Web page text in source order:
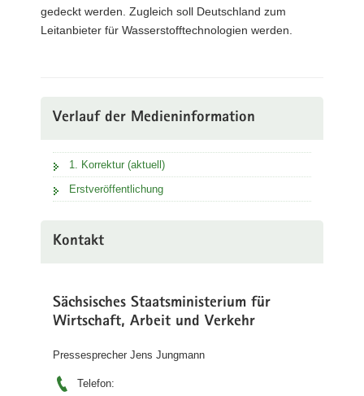
gedeckt werden. Zugleich soll Deutschland zum
Leitanbieter für Wasserstofftechnologien werden.
Verlauf der Medieninformation
1. Korrektur (aktuell)
Erstveröffentlichung
Kontakt
Sächsisches Staatsministerium für
Wirtschaft, Arbeit und Verkehr
Pressesprecher Jens Jungmann
Telefon: